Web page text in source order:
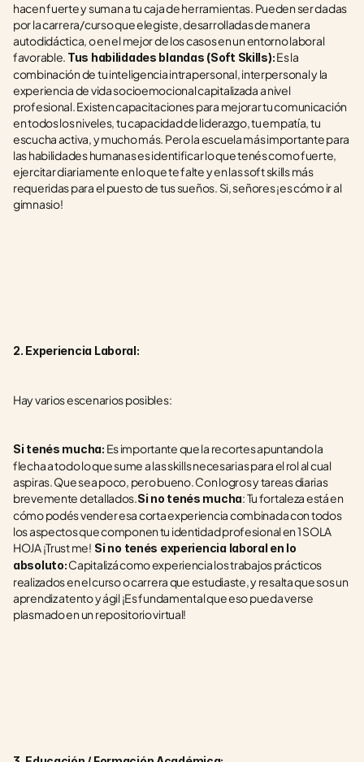
hacen fuerte y suman a tu caja de herramientas. Pueden ser dadas
por la carrera/curso que elegiste, desarrolladas de manera
autodidáctica, o en el mejor de los casos en un entorno laboral
favorable. Tus habilidades blandas (Soft Skills): Es la
combinación de tu inteligencia intrapersonal, interpersonal y la
experiencia de vida socioemocional capitalizada a nivel
profesional. Existen capacitaciones para mejorar tu comunicación
en todos los niveles, tu capacidad de liderazgo, tu empatía, tu
escucha activa, y mucho más. Pero la escuela más importante para
las habilidades humanas es identificar lo que tenés como fuerte,
ejercitar diariamente en lo que te falte y en las soft skills más
requeridas para el puesto de tus sueños. Si, señores ¡es cómo ir al
gimnasio!
2. Experiencia Laboral:
Hay varios escenarios posibles:
Si tenés mucha: Es importante que la recortes apuntando la
flecha a todo lo que sume a las skills necesarias para el rol al cual
aspiras. Que sea poco, pero bueno. Con logros y tareas diarias
brevemente detallados.Si no tenés mucha: Tu fortaleza está en
cómo podés vender esa corta experiencia combinada con todos
los aspectos que componen tu identidad profesional en 1 SOLA
HOJA ¡Trust me! Si no tenés experiencia laboral en lo
absoluto: Capitalizá como experiencia los trabajos prácticos
realizados en el curso o carrera que estudiaste, y resalta que sos un
aprendiz atento y ágil ¡Es fundamental que eso pueda verse
plasmado en un repositorio virtual!